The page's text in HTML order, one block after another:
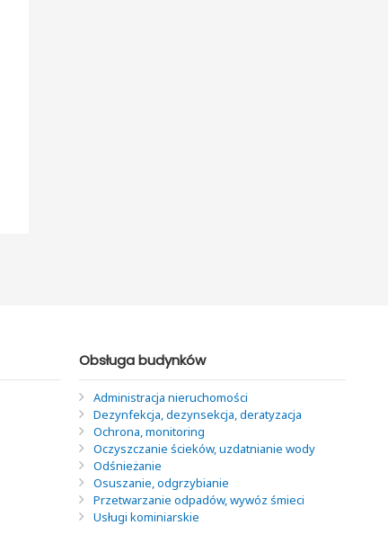
Obsługa budynków
Administracja nieruchomości
Dezynfekcja, dezynsekcja, deratyzacja
Ochrona, monitoring
Oczyszczanie ścieków, uzdatnianie wody
Odśnieżanie
Osuszanie, odgrzybianie
Przetwarzanie odpadów, wywóz śmieci
Usługi kominiarskie